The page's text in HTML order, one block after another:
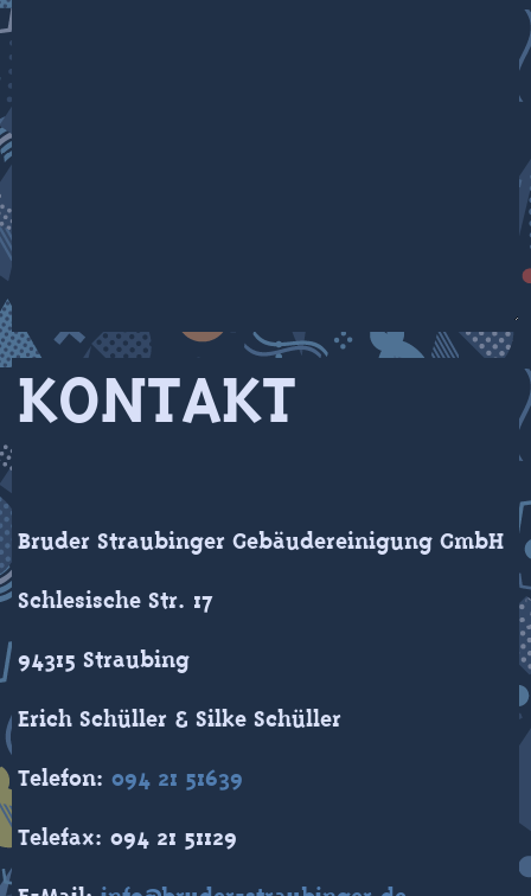
KONTAKT
Bruder Straubinger Gebäudereinigung GmbH
Schlesische Str. 17
94315 Straubing
Erich Schüller & Silke Schüller
Telefon: 094 21 51639
Telefax: 094 21 51129